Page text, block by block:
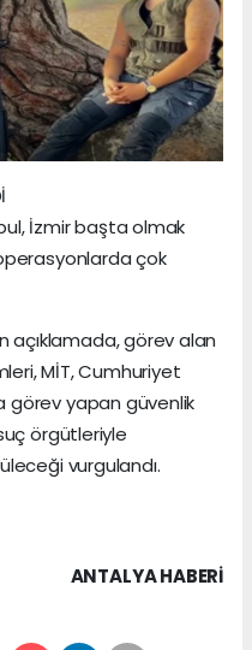
İzmir başta olmak
çok
açıklamada, görev alan
MİT, Cumhuriyet
görev yapan güvenlik
örgütleriyle
vurgulandı.
ANTALYA HABERİ